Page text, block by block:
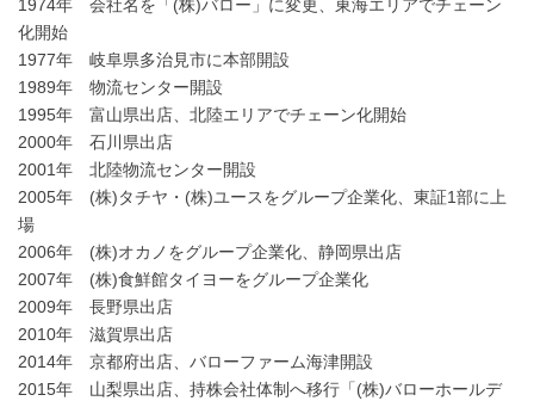
1974年 会社名を「(株)バロー」に変更、東海エリアでチェーン
化開始
1977年 岐阜県多治見市に本部開設
1989年 物流センター開設
1995年 富山県出店、北陸エリアでチェーン化開始
2000年 石川県出店
2001年 北陸物流センター開設
2005年 (株)タチヤ・(株)ユースをグループ企業化、東証1部に上
場
2006年 (株)オカノをグループ企業化、静岡県出店
2007年 (株)食鮮館タイヨーをグループ企業化
2009年 長野県出店
2010年 滋賀県出店
2014年 京都府出店、バローファーム海津開設
2015年 山梨県出店、持株会社体制へ移行「(株)バローホールデ